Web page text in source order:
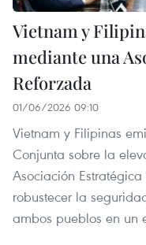
Vietnam y
mediante una
Reforzada
01/06/2026 09:10
Vietnam y Filipinas
Conjunta sobre la
Asociación
robustecer la
ambos pueblos en un